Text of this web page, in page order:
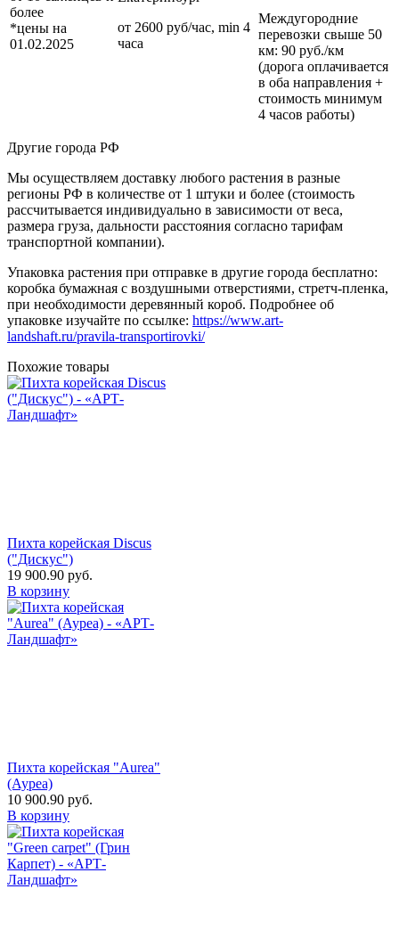
более
*цены на
01.02.2025
от 2600 руб/час, min 4
часа
Междугородние
перевозки свыше 50
км: 90 руб./км
(дорога оплачивается
в оба направления +
стоимость минимум
4 часов работы)
Другие города РФ
Мы осуществляем доставку любого растения в разные
регионы РФ в количестве от 1 штуки и более (стоимость
рассчитывается индивидуально в зависимости от веса,
размера груза, дальности расстояния согласно тарифам
транспортной компании).
Упаковка растения при отправке в другие города бесплатно:
коробка бумажная с воздушными отверстиями, стретч-пленка,
при необходимости деревянный короб. Подробнее об
упаковке изучайте по ссылке: https://www.art-
landshaft.ru/pravila-transportirovki/
Похожие товары
Пихта корейская Discus
("Дискус")
19 900.90 руб.
В корзину
Пихта корейская "Aurea"
(Ауреа)
10 900.90 руб.
В корзину